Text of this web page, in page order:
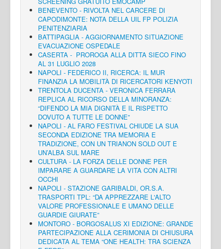
BENEVENTO - RIVOLTA NEL CARCERE DI
CAPODIMONTE: NOTA DELLA UIL FP POLIZIA
PENITENZIARIA
BATTIPAGLIA - AGGIORNAMENTO SITUAZIONE
EVACUAZIONE OSPEDALE
CASERTA - PROROGA ALLA DITTA SIECO FINO
AL 31 LUGLIO 2028
NAPOLI - FEDERICO II, RICERCA: IL MUR
FINANZIA LA MOBILITÀ DI RICERCATORI KENYOTI
TRENTOLA DUCENTA - VERONICA FERRARA
REPLICA AL RICORSO DELLA MINORANZA:
“DIFENDO LA MIA DIGNITÀ E IL RISPETTO
DOVUTO A TUTTE LE DONNE”
NAPOLI - AL FARO FESTIVAL CHIUDE LA SUA
SECONDA EDIZIONE TRA MEMORIA E
TRADIZIONE, CON UN TRIANON SOLD OUT E
UN’ALBA SUL MARE
CULTURA - LA FORZA DELLE DONNE PER
IMPARARE A GUARDARE LA VITA CON ALTRI
OCCHI
NAPOLI - STAZIONE GARIBALDI, OR.S.A.
TRASPORTI TPL: “DA APPREZZARE L'ALTO
VALORE PROFESSIONALE E UMANO DELLE
GUARDIE GIURATE”
MONTORO - BORGOSALUS XI EDIZIONE: GRANDE
PARTECIPAZIONE ALLA CERIMONIA DI CHIUSURA
DEDICATA AL TEMA “ONE HEALTH: TRA SCIENZA